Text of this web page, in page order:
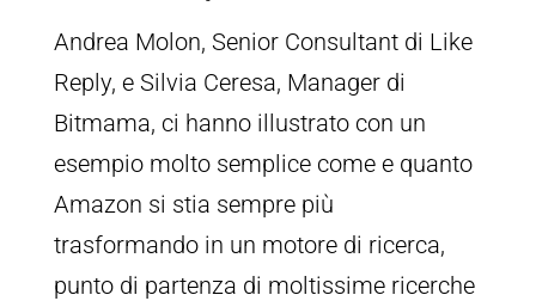
Andrea Molon, Senior Consultant di Like
Reply, e Silvia Ceresa, Manager di
Bitmama, ci hanno illustrato con un
esempio molto semplice come e quanto
Amazon si stia sempre più
trasformando in un motore di ricerca,
punto di partenza di moltissime ricerche